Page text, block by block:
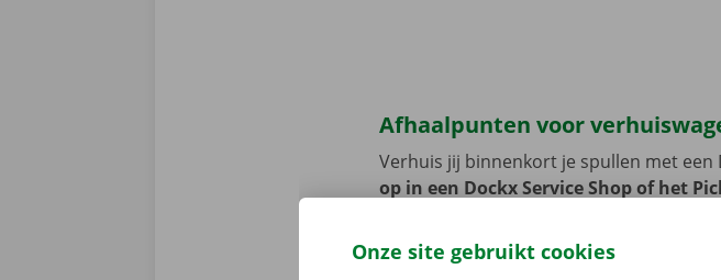
Afhaalpunten voor
Verhuis jij binnenkort je spullen met een
op in een Dockx Service Shop of het
komen? Gebruik dan de voorziene
huurtermijn.
Onze site gebruikt cookies